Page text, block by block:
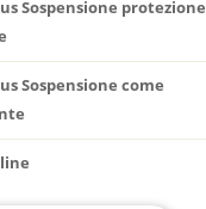
Sospensione protezione
Sospensione come